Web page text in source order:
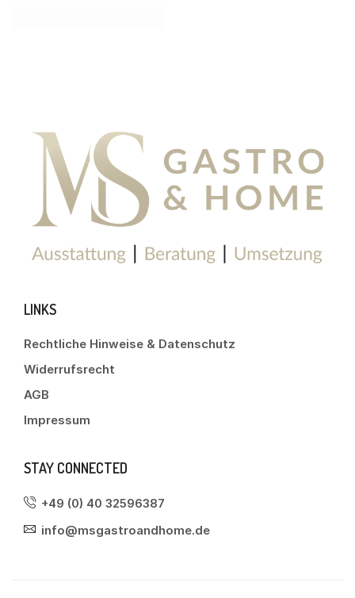
LINKS
Rechtliche Hinweise & Datenschutz
Widerrufsrecht
AGB
Impressum
STAY CONNECTED
+49 (0) 40 32596387
info@msgastroandhome.de